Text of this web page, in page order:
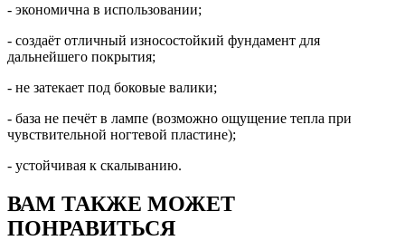
- экономична в использовании;
- создаёт отличный износостойкий фундамент для
дальнейшего покрытия;
- не затекает под боковые валики;
- база не печёт в лампе (возможно ощущение тепла при
чувствительной ногтевой пластине);
- устойчивая к скалыванию.
ВАМ ТАКЖЕ МОЖЕТ
ПОНРАВИТЬСЯ